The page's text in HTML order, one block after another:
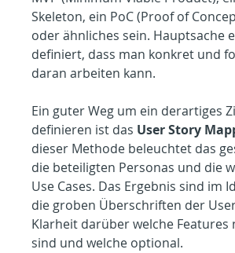
Skeleton, ein PoC (Proof of
oder ähnliches sein. Hauptsache
definiert, dass man konkret und
daran arbeiten kann.
Ein guter Weg um ein derartiges
definieren ist das User Story
dieser Methode beleuchtet das
die beteiligten Personas und die
Use Cases. Das Ergebnis sind im
die groben Überschriften der
Klarheit darüber welche Features
sind und welche optional.